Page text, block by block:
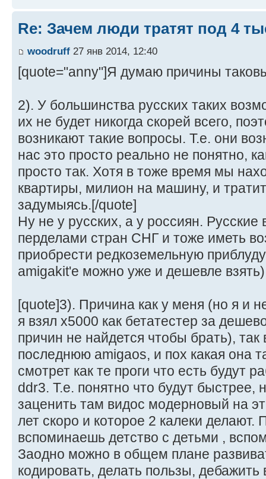
Re: Зачем люди тратят под 4
woodruff 27 янв 2014, 12:40
[quote="anny"]Я думаю причины
2). У большинства русских таких
их не будет никогда скорей всего,
возникают такие вопросы. Т.е. они
нас это просто реально не понятно,
просто так. Хотя в тоже время мы
квартиры, милион на машину, и
задумыясь.[/quote]
Ну не у русских, а у россиян. Русские
перделами стран СНГ и тоже иметь
приобрести редкоземельную
amigakit'е можно уже и дешевле
[quote]3). Причина как у меня (но я и
я взял x5000 как бетатестер за
причин не найдется чтобы брать), так
последнюю amigaos, и пох какая она
смотрет как те проги что есть будут
ddr3. Т.е. понятно что будут быстрее,
заценить там видос модерновый на
лет скоро и которое 2 калеки делают.
вспоминаешь детство с детьми ,
Заодно можно в общем плане
кодировать, делать пользы,